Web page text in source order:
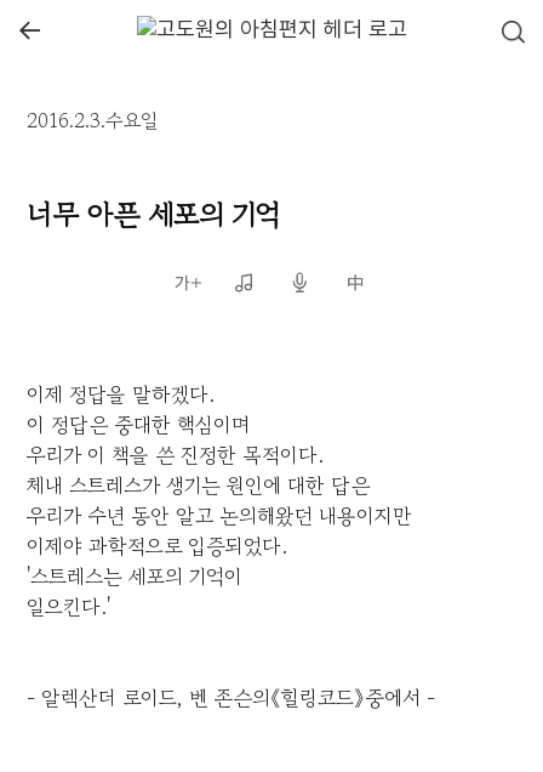
←
2016.2.3.수요일
너무 아픈 세포의 기억
이제 정답을 말하겠다.
이 정답은 중대한 핵심이며
우리가 이 책을 쓴 진정한 목적이다.
체내 스트레스가 생기는 원인에 대한 답은
우리가 수년 동안 알고 논의해왔던 내용이지만
이제야 과학적으로 입증되었다.
'스트레스는 세포의 기억이
일으킨다.'
- 알렉산더 로이드, 벤 존슨의《힐링코드》중에서 -